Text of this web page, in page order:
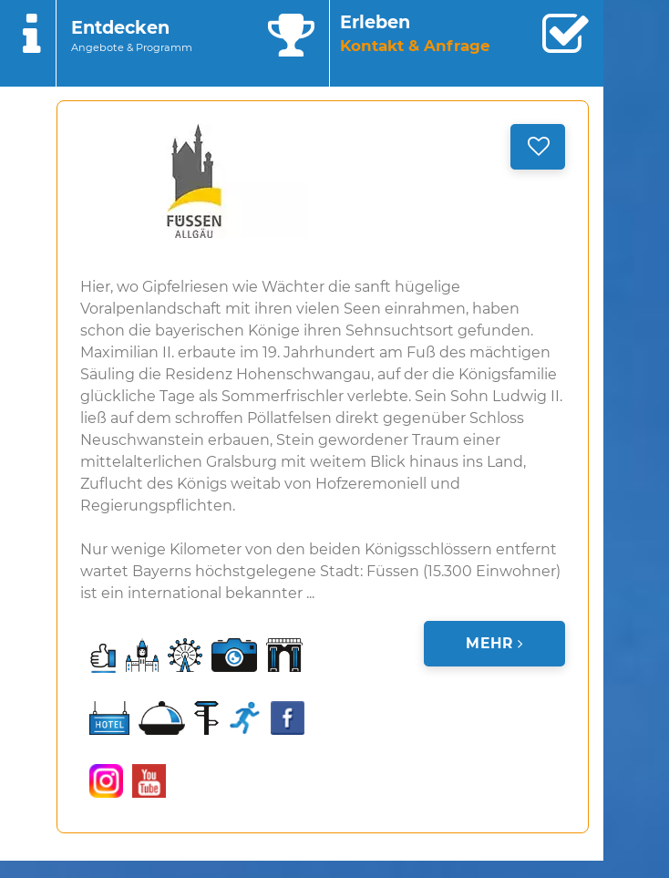
Entdecken
Angebote & Programm
Erleben
Kontakt & Anfrage
Hier, wo Gipfelriesen wie Wächter die sanft hügelige
Voralpenlandschaft mit ihren vielen Seen einrahmen, haben
schon die bayerischen Könige ihren Sehnsuchtsort gefunden.
Maximilian II. erbaute im 19. Jahrhundert am Fuß des mächtigen
Säuling die Residenz Hohenschwangau, auf der die Königsfamilie
glückliche Tage als Sommerfrischler verlebte. Sein Sohn Ludwig II.
ließ auf dem schroffen Pöllatfelsen direkt gegenüber Schloss
Neuschwanstein erbauen, Stein gewordener Traum einer
mittelalterlichen Gralsburg mit weitem Blick hinaus ins Land,
Zuflucht des Königs weitab von Hofzeremoniell und
Regierungspflichten.
Nur wenige Kilometer von den beiden Königsschlössern entfernt
wartet Bayerns höchstgelegene Stadt: Füssen (15.300 Einwohner)
ist ein international bekannter ...
MEHR